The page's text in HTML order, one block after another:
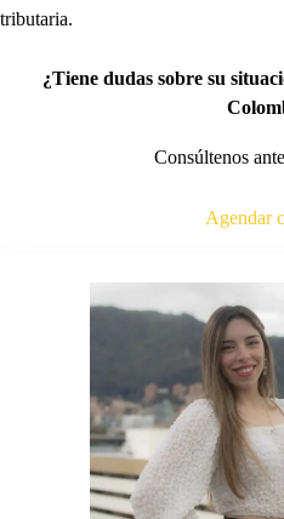
tributaria.
¿Tiene dudas sobre su
Consúltenos
Agendar